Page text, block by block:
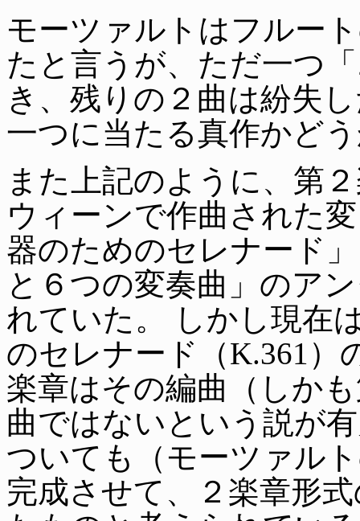
モーツァルトはフルー
たと言うが、ただ一つ
き、残りの２曲は紛失
一つに当たる真作かど
また上記のように、第
ウィーンで作曲された
器のためのセレナード
と６つの変奏曲」のア
れていた。 しかし現在
のセレナード（K.361）
楽章はその編曲（しか
曲ではないという説が
ついても（モーツァル
完成させて、２楽章形